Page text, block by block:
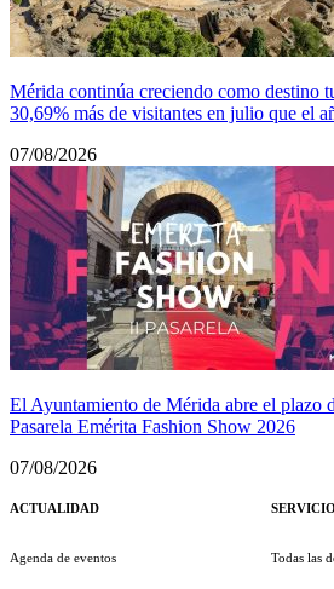
Mérida continúa creciendo como destino
30,69% más de visitantes en julio que el
07/08/2026
El Ayuntamiento de Mérida abre el plazo
Pasarela Emérita Fashion Show 2026
07/08/2026
ACTUALIDAD
Agenda de eventos Todas las